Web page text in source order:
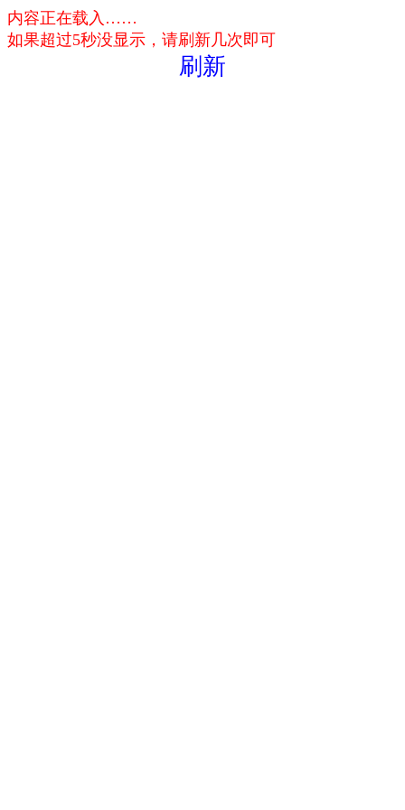
内容正在载入……
如果超过5秒没显示，请刷新几次即可
刷新